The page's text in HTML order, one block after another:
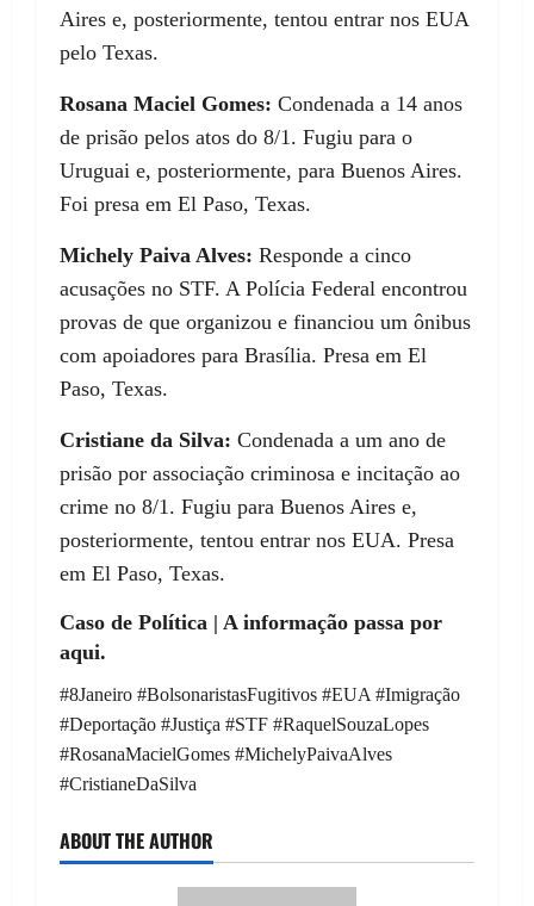
Aires e, posteriormente, tentou entrar nos EUA
pelo Texas.
Rosana Maciel Gomes: Condenada a 14 anos
de prisão pelos atos do 8/1. Fugiu para o
Uruguai e, posteriormente, para Buenos Aires.
Foi presa em El Paso, Texas.
Michely Paiva Alves: Responde a cinco
acusações no STF. A Polícia Federal encontrou
provas de que organizou e financiou um ônibus
com apoiadores para Brasília. Presa em El
Paso, Texas.
Cristiane da Silva: Condenada a um ano de
prisão por associação criminosa e incitação ao
crime no 8/1. Fugiu para Buenos Aires e,
posteriormente, tentou entrar nos EUA. Presa
em El Paso, Texas.
Caso de Política | A informação passa por
aqui.
#8Janeiro #BolsonaristasFugitivos #EUA #Imigração
#Deportação #Justiça #STF #RaquelSouzaLopes
#RosanaMacielGomes #MichelyPaivaAlves
#CristianeDaSilva
ABOUT THE AUTHOR